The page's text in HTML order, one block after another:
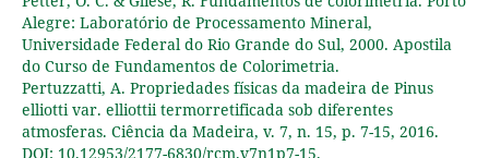
Alegre: Laboratório de Processamento Mineral,
Universidade Federal do Rio Grande do Sul, 2000. Apostila
do Curso de Fundamentos de Colorimetria.
Pertuzzatti, A. Propriedades físicas da madeira de Pinus
elliotti var. elliottii termorretificada sob diferentes
atmosferas. Ciência da Madeira, v. 7, n. 15, p. 7-15, 2016.
DOI: 10.12953/2177-6830/rcm.v7n1p7-15.